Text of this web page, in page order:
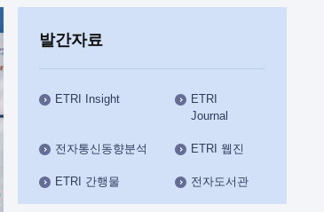
전연구소
반도체전략연구단
본부
본부
ETRI CI
발간자료
ETRI Insight
ETRI
Journal
전자통신동향분석 ETRI 웹진
ETRI 간행물 전자도서관